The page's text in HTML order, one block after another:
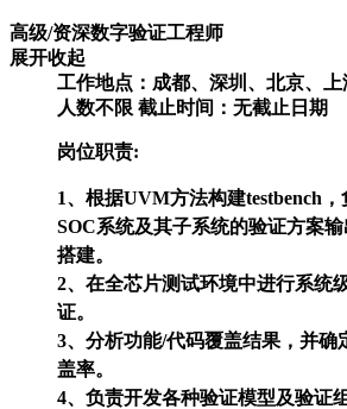
高级/资深数字验证工程师
展开收起
工作地点： 成都、深圳、北京、上
人数不限 截止时间： 无截止日期
岗位职责:
1、根据UVM方法构建testbench，
SOC系统及其子系统的验证方案
搭建。
2、在全芯片测试环境中进行系统
证。
3、分析功能/代码覆盖结果，并确
盖率。
4、负责开发各种验证模型及验证